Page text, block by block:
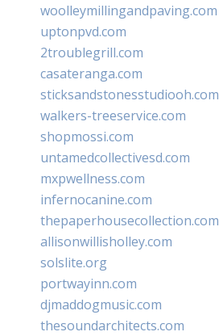
woolleymillingandpaving.com
uptonpvd.com
2troublegrill.com
casateranga.com
sticksandstonesstudiooh.com
walkers-treeservice.com
shopmossi.com
untamedcollectivesd.com
mxpwellness.com
infernocanine.com
thepaperhousecollection.com
allisonwillisholley.com
solslite.org
portwayinn.com
djmaddogmusic.com
thesoundarchitects.com